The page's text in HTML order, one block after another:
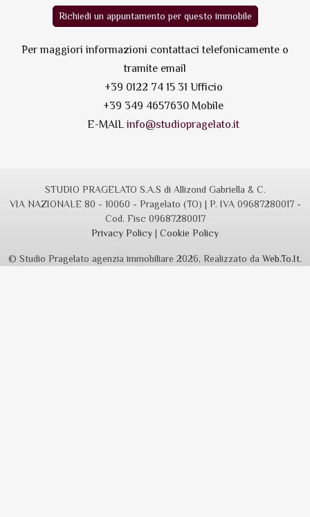
Richiedi un appuntamento per questo immobile
Per maggiori informazioni contattaci telefonicamente o
tramite email
+39 0122 74 15 31 Ufficio
+39 349 4657630 Mobile
E-MAILinfo@studiopragelato.it
STUDIO PRAGELATO S.A.S di Allizond Gabriella & C.
VIA NAZIONALE 80 - 10060 - Pragelato (TO) | P. IVA 09687280017 -
Cod. Fisc 09687280017
Privacy Policy | Cookie Policy
© Studio Pragelato agenzia immobiliare 2026, Realizzato da Web.To.It.